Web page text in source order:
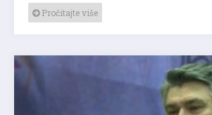
Pročitajte više